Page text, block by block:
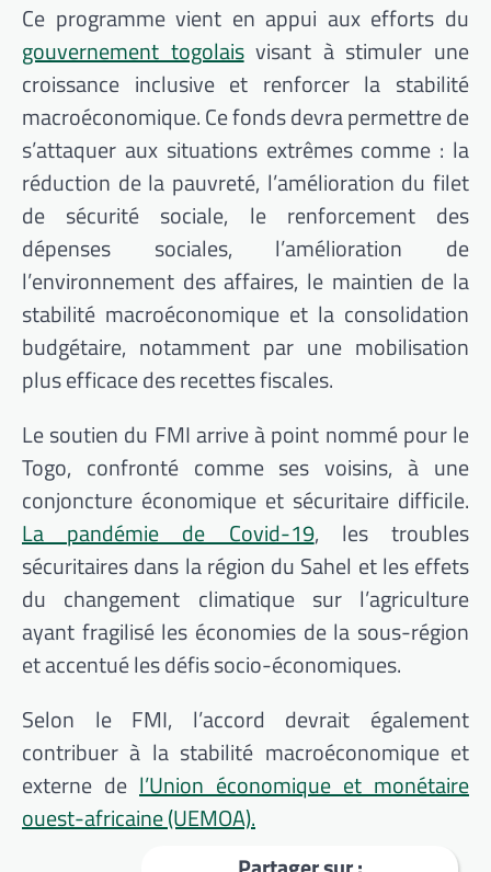
Ce programme vient en appui aux efforts du
gouvernement togolaisvisant à stimuler une
croissance inclusive et renforcer la stabilité
macroéconomique. Ce fonds devra permettre de
s’attaquer aux situations extrêmes comme : la
réduction de la pauvreté, l’amélioration du filet
de sécurité sociale, le renforcement des
dépenses sociales, l’amélioration de
l’environnement des affaires, le maintien de la
stabilité macroéconomique et la consolidation
budgétaire, notamment par une mobilisation
plus efficace des recettes fiscales.
Le soutien du FMI arrive à point nommé pour le
Togo, confronté comme ses voisins, à une
conjoncture économique et sécuritaire difficile.
La pandémie de Covid-19, les troubles
sécuritaires dans la région du Sahel et les effets
du changement climatique sur l’agriculture
ayant fragilisé les économies de la sous-région
et accentué les défis socio-économiques.
Selon le FMI, l’accord devrait également
contribuer à la stabilité macroéconomique et
externe de l’Union économique et monétaire
ouest-africaine (UEMOA).